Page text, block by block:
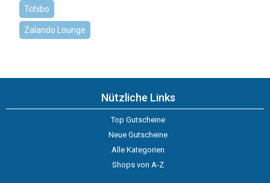
Tchibo
Zalando Lounge
Nützliche Links
Top Gutscheine
Neue Gutscheine
Alle Kategorien
Shops von A-Z